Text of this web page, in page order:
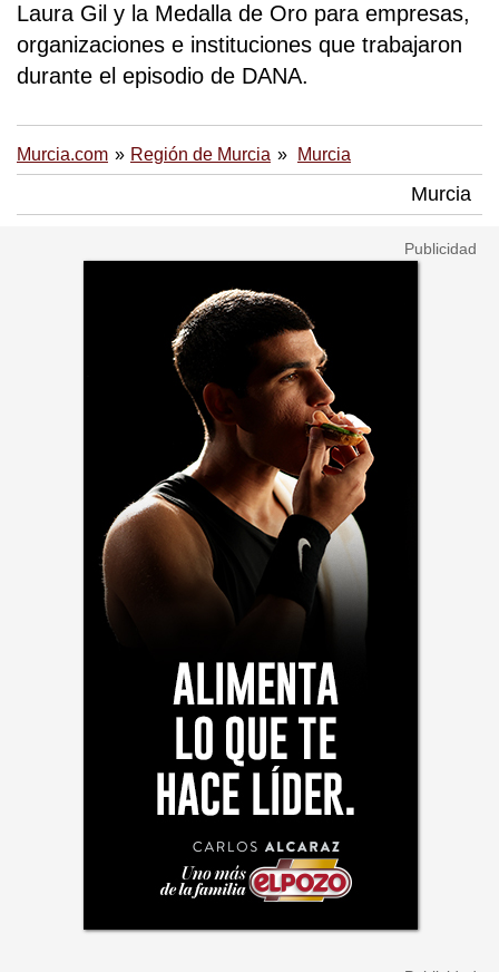
Laura Gil y la Medalla de Oro para empresas,
organizaciones e instituciones que trabajaron
durante el episodio de DANA.
Murcia.com Región de Murcia Murcia
Murcia